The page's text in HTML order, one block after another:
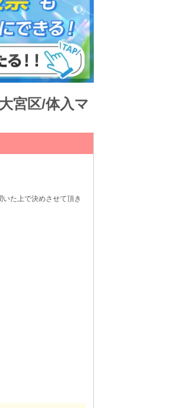
宮区/体入マ
た上で決めさせて頂き